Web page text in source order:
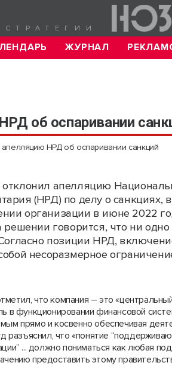
ЖУРНАЛ
об оспаривании
НРД об оспаривании санкций
апелляцию
(НРД) по делу о санкциях,
организации в июне 2022
говорится, что ни
позиции НРД,
несоразмерное
что компания – это
в функционировании финансовой
прямо и косвенно обеспечивая
разъяснил, что «понятие
... должно пониматься как любая
предоставить этому